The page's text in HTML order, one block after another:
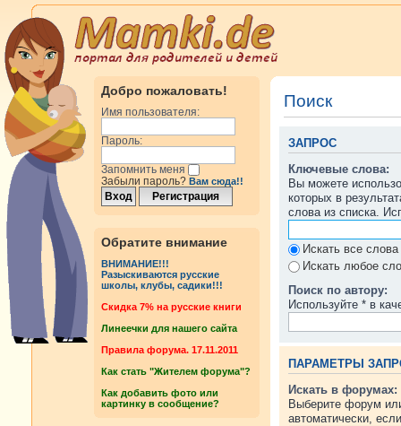
Добро пожаловать!
Имя пользователя:
Пароль:
Запомнить меня
Забыли пароль? Вам сюда!!
Обратите внимание
ВНИМАНИЕ!!!
Разыскиваются русские
школы, клубы, садики!!!
Cкидка 7% на русские книги
Линеечки для нашего сайта
Правила форума. 17.11.2011
Как стать "Жителем форума"?
Как добавить фото или
картинку в сообщение?
Поиск
ЗАПРОС
Ключевые слова:
Вы можете
которых в
слова из списка.
Искать все слова
Искать любое
Поиск по автору:
Используйте * в
ПАРАМЕТРЫ
Искать в форумах:
Выберите форум
автоматически,